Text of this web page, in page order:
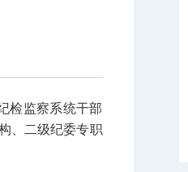
检监察系统干部
、二级纪委专职